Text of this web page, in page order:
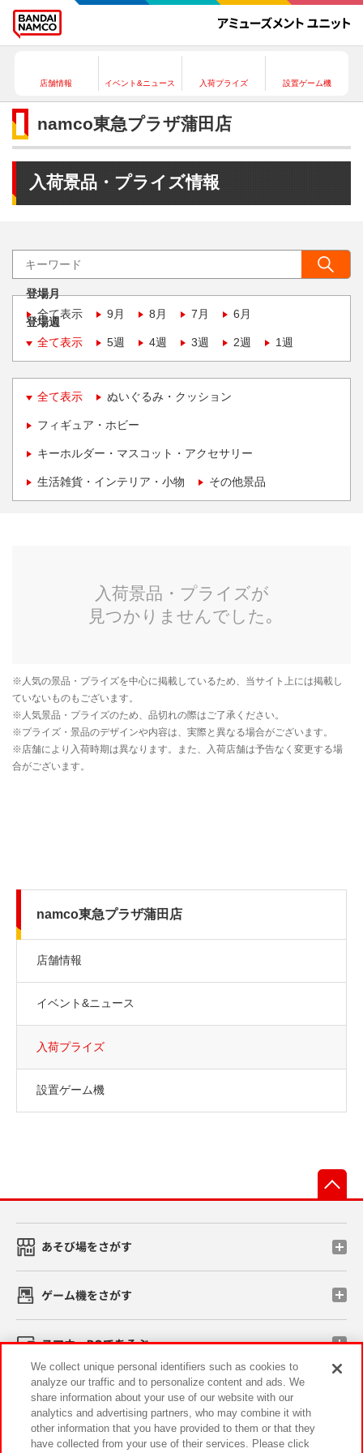
店舗情報 イベント&ニュース 入荷プライズ 設置ゲーム機
namco東急プラザ蒲田店
入荷景品・プライズ情報
登場月
全て表示
9月 8月 7月 6月
登場週
全て表示
5週 4週 3週 2週 1週
全て表示 ぬいぐるみ・クッション
フィギュア・ホビー
キーホルダー・マスコット・アクセサリー
生活雑貨・インテリア・小物 その他景品
namco東急プラザ蒲田店
店舗情報
イベント&ニュース
入荷プライズ
設置ゲーム機
あそび場をさがす
ゲーム機をさがす
スマホ・PCであそぶ
イベント・キャンペーン
We collect unique personal identifiers such as cookies to
analyze our traffic and to personalize content and ads. We
share information about your use of our website with our
analytics and advertising partners, who may combine it with
other information that you have provided to them or that they
have collected from your use of their services. Please click